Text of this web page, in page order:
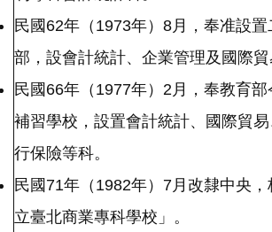
民國62年（1973年）8月，奉准設
部，設會計統計、企業管理及國際貿
民國66年（1977年）2月，奉教育
補習學校，設置會計統計、國際貿
行保險等科。
民國71年（1982年）7月改隸中央，
立臺北商業專科學校」。